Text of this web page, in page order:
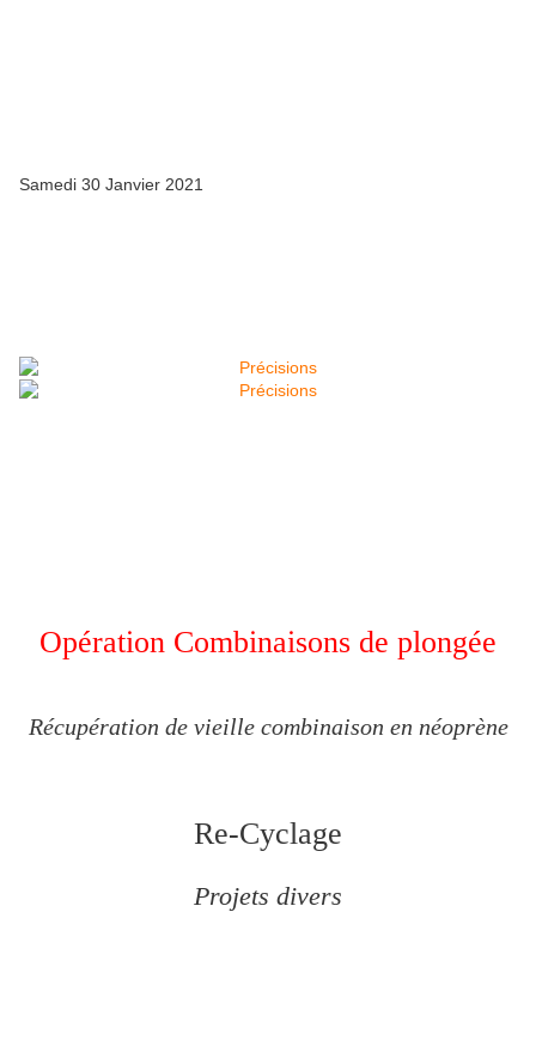
Samedi 30 Janvier 2021
Opération Combinaisons de plongée
Récupération de vieille combinaison en néoprène
Re-Cyclage
Projets divers